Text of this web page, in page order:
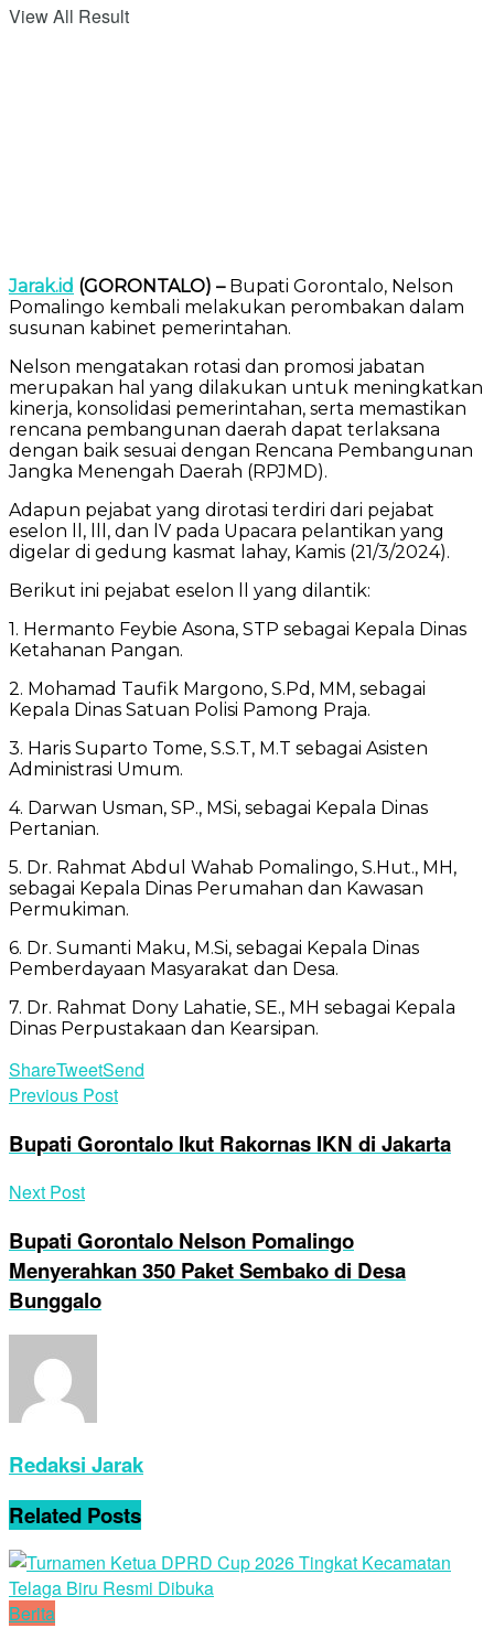
View All Result
Jarak.id (GORONTALO) –Bupati Gorontalo, Nelson
Pomalingo kembali melakukan perombakan dalam
susunan kabinet pemerintahan.
Nelson mengatakan rotasi dan promosi jabatan
merupakan hal yang dilakukan untuk meningkatkan
kinerja, konsolidasi pemerintahan, serta memastikan
rencana pembangunan daerah dapat terlaksana
dengan baik sesuai dengan Rencana Pembangunan
Jangka Menengah Daerah (RPJMD).
Adapun pejabat yang dirotasi terdiri dari pejabat
eselon ll, lll, dan lV pada Upacara pelantikan yang
digelar di gedung kasmat lahay, Kamis (21/3/2024).
Berikut ini pejabat eselon ll yang dilantik:
1. Hermanto Feybie Asona, STP sebagai Kepala Dinas
Ketahanan Pangan.
2. Mohamad Taufik Margono, S.Pd, MM, sebagai
Kepala Dinas Satuan Polisi Pamong Praja.
3. Haris Suparto Tome, S.S.T, M.T sebagai Asisten
Administrasi Umum.
4. Darwan Usman, SP., MSi, sebagai Kepala Dinas
Pertanian.
5. Dr. Rahmat Abdul Wahab Pomalingo, S.Hut., MH,
sebagai Kepala Dinas Perumahan dan Kawasan
Permukiman.
6. Dr. Sumanti Maku, M.Si, sebagai Kepala Dinas
Pemberdayaan Masyarakat dan Desa.
7. Dr. Rahmat Dony Lahatie, SE., MH sebagai Kepala
Dinas Perpustakaan dan Kearsipan.
ShareTweetSend
Previous Post
Bupati Gorontalo Ikut Rakornas IKN di Jakarta
Next Post
Bupati Gorontalo Nelson Pomalingo
Menyerahkan 350 Paket Sembako di Desa
Bunggalo
Redaksi Jarak
Related Posts
Berita